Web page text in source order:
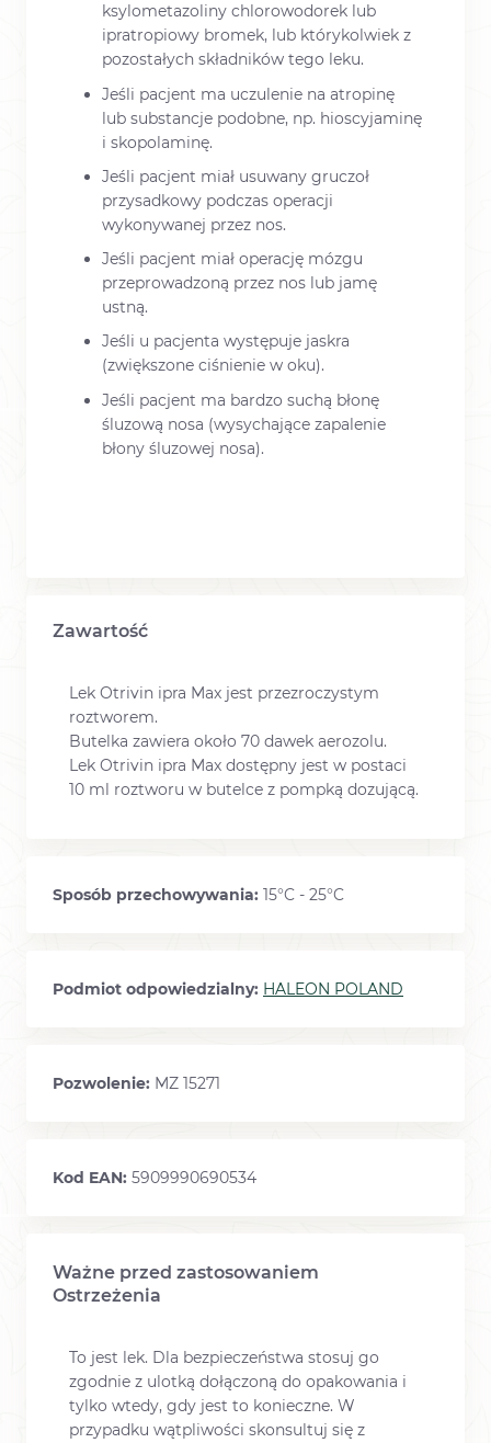
ksylometazoliny chlorowodorek lub
ipratropiowy bromek, lub którykolwiek z
pozostałych składników tego leku.
Jeśli pacjent ma uczulenie na atropinę
lub substancje podobne, np. hioscyjaminę
i skopolaminę.
Jeśli pacjent miał usuwany gruczoł
przysadkowy podczas operacji
wykonywanej przez nos.
Jeśli pacjent miał operację mózgu
przeprowadzoną przez nos lub jamę
ustną.
Jeśli u pacjenta występuje jaskra
(zwiększone ciśnienie w oku).
Jeśli pacjent ma bardzo suchą błonę
śluzową nosa (wysychające zapalenie
błony śluzowej nosa).
Zawartość
Lek Otrivin ipra Max jest przezroczystym
roztworem.
Butelka zawiera około 70 dawek aerozolu.
Lek Otrivin ipra Max dostępny jest w postaci
10 ml roztworu w butelce z pompką dozującą.
Sposób przechowywania: 15°C - 25°C
Podmiot odpowiedzialny: HALEON POLAND
Pozwolenie: MZ 15271
Kod EAN: 5909990690534
Ważne przed zastosowaniem
Ostrzeżenia
To jest lek. Dla bezpieczeństwa stosuj go
zgodnie z ulotką dołączoną do opakowania i
tylko wtedy, gdy jest to konieczne. W
przypadku wątpliwości skonsultuj się z